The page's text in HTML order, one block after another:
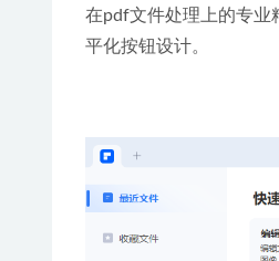
在pdf文件处理上的专业
平化按钮设计。